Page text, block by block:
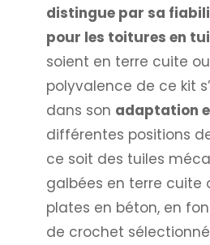
distingue par sa
pour les toitures en
soient en terre cuite
polyvalence de ce kit
dans son adaptation
différentes positions
ce soit des tuiles
galbées en terre cuite
plates en béton, en
de crochet